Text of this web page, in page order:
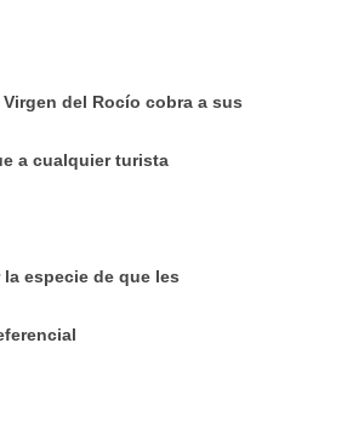
del Rocío cobra a sus
a cualquier turista
especie de que les